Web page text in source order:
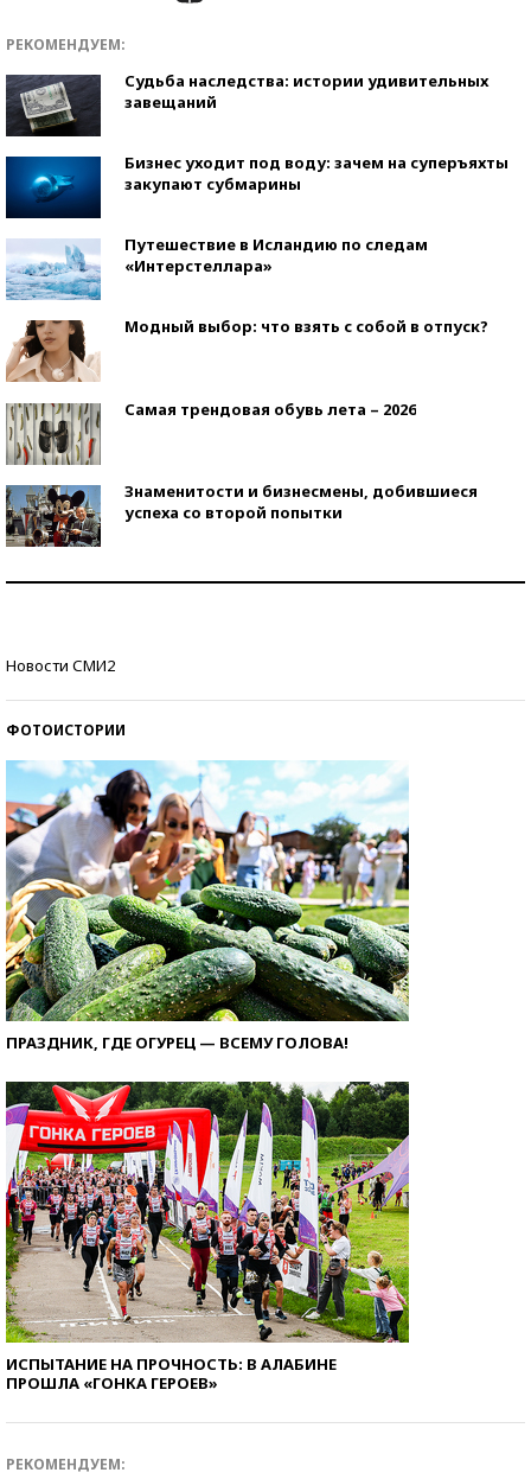
РЕКОМЕНДУЕМ:
Судьба наследства: истории удивительных
завещаний
Бизнес уходит под воду: зачем на суперъяхты
закупают субмарины
Путешествие в Исландию по следам
«Интерстеллара»
Модный выбор: что взять с собой в отпуск?
Самая трендовая обувь лета – 2026
Знаменитости и бизнесмены, добившиеся
успеха со второй попытки
Новости СМИ2
ФОТОИСТОРИИ
ПРАЗДНИК, ГДЕ ОГУРЕЦ — ВСЕМУ ГОЛОВА!
ИСПЫТАНИЕ НА ПРОЧНОСТЬ: В АЛАБИНЕ
ПРОШЛА «ГОНКА ГЕРОЕВ»
РЕКОМЕНДУЕМ: